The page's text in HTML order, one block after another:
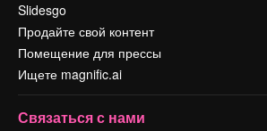
Slidesgo
Продайте свой контент
Помещение для прессы
Ищете magnific.ai
Связаться с нами